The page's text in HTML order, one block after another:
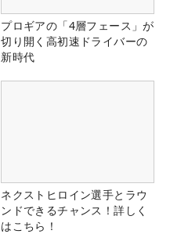
プロギアの「4層フェース」が
切り開く高初速ドライバーの
新時代
ネクストヒロイン選手とラウ
ンドできるチャンス！詳しく
はこちら！